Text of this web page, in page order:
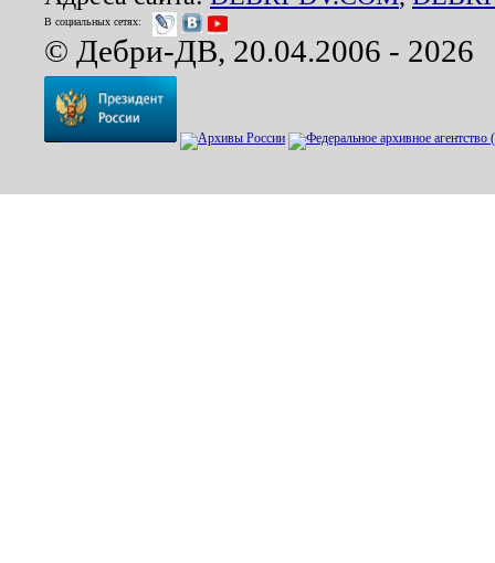
В социальных сетях:
© Дебри-ДВ, 20.04.2006 - 2026